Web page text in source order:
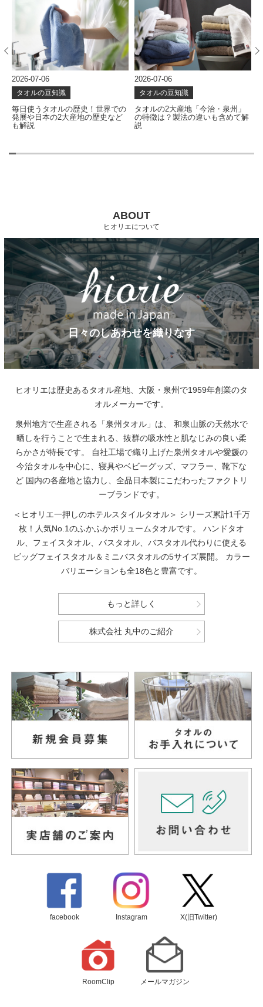
2026-07-06
タオルの豆知識
毎日使うタオルの歴史！世界での
発展や日本の2大産地の歴史など
も解説
2026-07-06
タオルの豆知識
タオルの2大産地「今治・泉州」
の特徴は？製法の違いも含めて解
説
ABOUT
ヒオリエについて
日々のしあわせを織りなす
ヒオリエは歴史あるタオル産地、大阪・泉州で1959年創業のタ
オルメーカーです。
泉州地方で生産される「泉州タオル」は、
和泉山脈の天然水で
晒しを行うことで生まれる、抜群の吸水性と肌なじみの良い柔
らかさが特長です。
自社工場で織り上げた泉州タオルや愛媛の
今治タオルを中心に、寝具やベビーグッズ、マフラー、靴下な
ど 国内の各産地と協力し、全品日本製にこだわったファクトリ
ーブランドです。
＜ヒオリエ一押しのホテルスタイルタオル＞ シリーズ累計1千万
枚！人気No.1のふかふかボリュームタオルです。
ハンドタオ
ル、フェイスタオル、バスタオル、バスタオル代わりに使える
ビッグフェイスタオル＆ミニバスタオルの5サイズ展開。
カラー
バリエーションも全18色と豊富です。
もっと詳しく
株式会社 丸中のご紹介
facebook Instagram X(旧Twitter)
RoomClip メールマガジン